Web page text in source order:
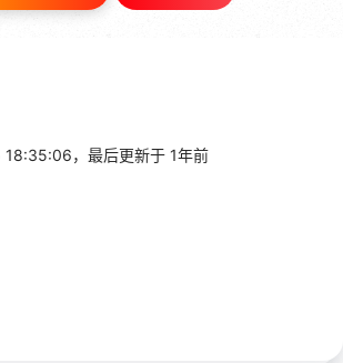
，最后更新于 1年前